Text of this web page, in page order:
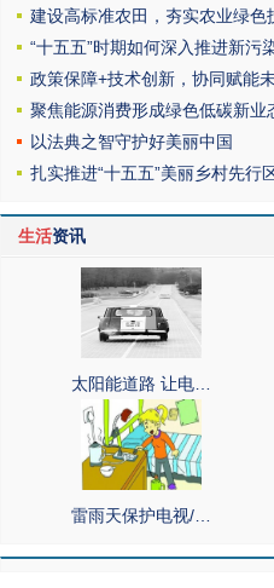
建设高标准农田，夯实农业绿色
“十五五”时期如何深入推进新污
政策保障+技术创新，协同赋能
聚焦能源消费形成绿色低碳新业
以法典之智守护好美丽中国
扎实推进“十五五”美丽乡村先行
生活资讯
太阳能道路 让电…
雷雨天保护电视/…